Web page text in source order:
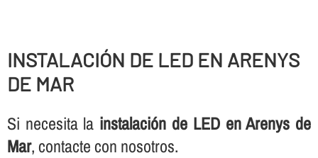
INSTALACIÓN DE LED EN ARENYS
DE MAR
Si necesita la instalación de LED en Arenys de
Mar, contacte con nosotros.